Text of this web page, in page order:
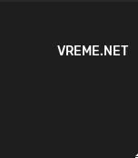
VREME.NET